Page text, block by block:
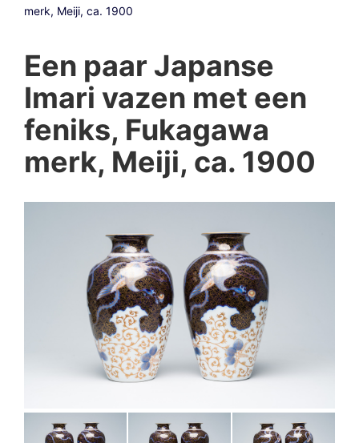
merk, Meiji, ca. 1900
Een paar Japanse
Imari vazen met een
feniks, Fukagawa
merk, Meiji, ca. 1900